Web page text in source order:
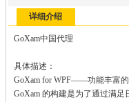
详细介绍
GoXam中国代理
具体描述：
GoXam for WPF——功能丰富
GoXam 的构建是为了通过满